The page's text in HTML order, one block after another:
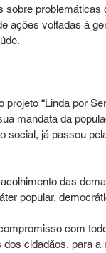
sobre
ações voltadas à
“Linda por
mandata da
social, já passou
das
popular,
com
cidadãos, para